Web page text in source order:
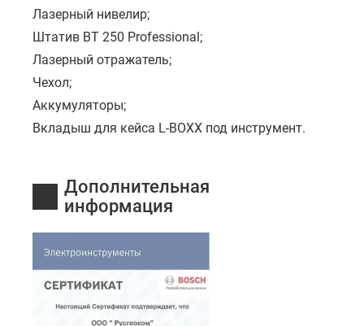
Лазерный нивелир;
Штатив BT 250 Professional;
Лазерный отражатель;
Чехол;
Аккумуляторы;
Вкладыш для кейса L-BOXX под инструмент.
Дополнительная
информация